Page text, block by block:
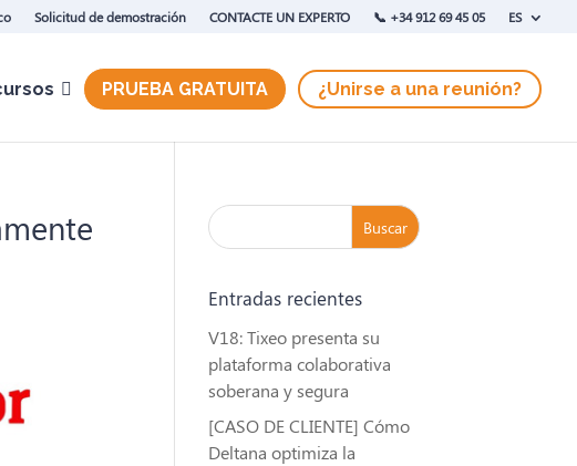
Solicitud de demostración CONTACTE UN EXPERTO ‭📞 +34 912 69 45 05 ES
PRUEBA GRATUITA ¿Unirse a una reunión?
Entradas recientes
V18: Tixeo presenta su
plataforma colaborativa
soberana y segura
[CASO DE CLIENTE] Cómo
Deltana optimiza la